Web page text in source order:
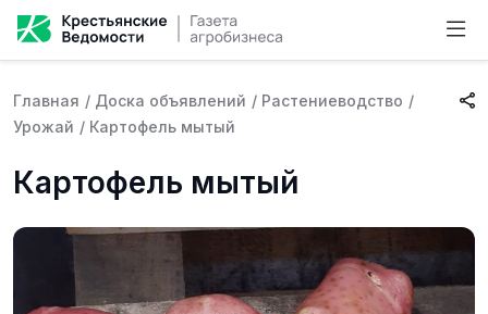
Главная / Доска объявлений / Растениеводство /
Урожай / Картофель мытый
Картофель мытый